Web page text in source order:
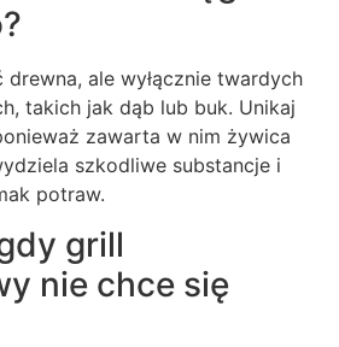
drewna, ale wyłącznie twardych
takich jak dąb lub buk. Unikaj
zawarta w nim żywica
szkodliwe substancje i
potraw.
grill
nie chce się